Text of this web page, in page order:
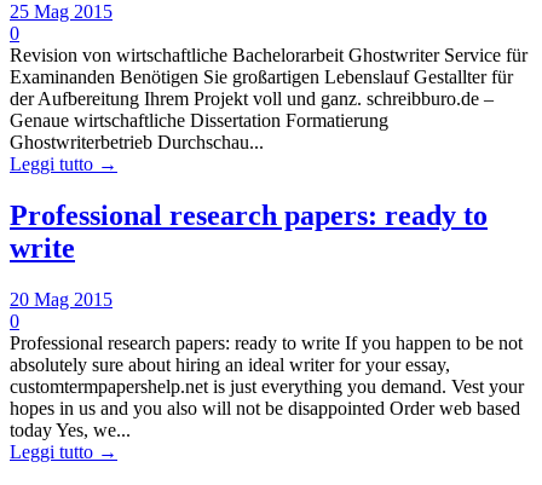
25 Mag 2015
0
Revision von wirtschaftliche Bachelorarbeit Ghostwriter Service für
Examinanden Benötigen Sie großartigen Lebenslauf Gestallter für
der Aufbereitung Ihrem Projekt voll und ganz. schreibburo.de –
Genaue wirtschaftliche Dissertation Formatierung
Ghostwriterbetrieb Durchschau...
Leggi tutto →
Professional research papers: ready to
write
20 Mag 2015
0
Professional research papers: ready to write If you happen to be not
absolutely sure about hiring an ideal writer for your essay,
customtermpapershelp.net is just everything you demand. Vest your
hopes in us and you also will not be disappointed Order web based
today Yes, we...
Leggi tutto →